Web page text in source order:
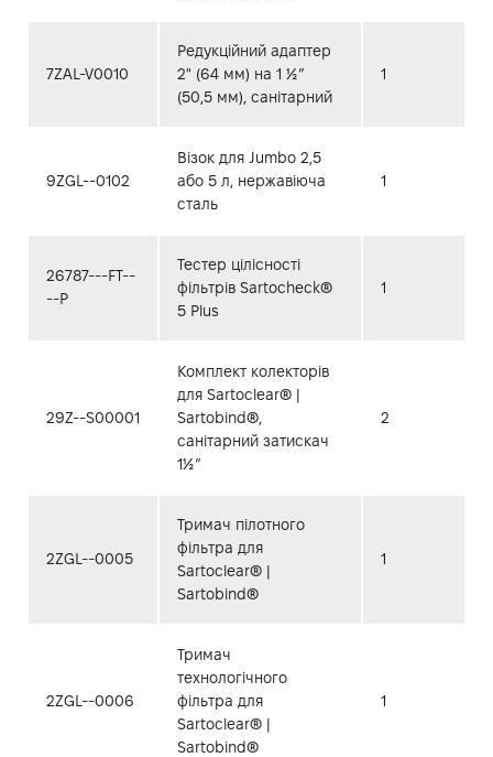
7ZAL-V0010
Редукційний адаптер
2" (64 мм) на 1 ½”
(50,5 мм), санітарний
1
9ZGL--0102
Візок для Jumbo 2,5
або 5 л, нержавіюча
сталь
1
26787---FT--
--P
Тестер цілісності
фільтрів Sartocheck®
5 Plus
1
29Z--S00001
Комплект колекторів
для Sartoclear® |
Sartobind®,
санітарний затискач
1½”
2
2ZGL--0005
Тримач пілотного
фільтра для
Sartoclear® |
Sartobind®
1
2ZGL--0006
Тримач
технологічного
фільтра для
Sartoclear® |
Sartobind®
1